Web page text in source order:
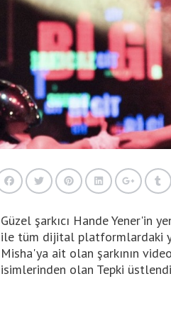
Güzel şarkıcı Hande Yener'in
ile tüm dijital platformlardaki
Misha'ya ait olan şarkının
isimlerinden olan Tepki